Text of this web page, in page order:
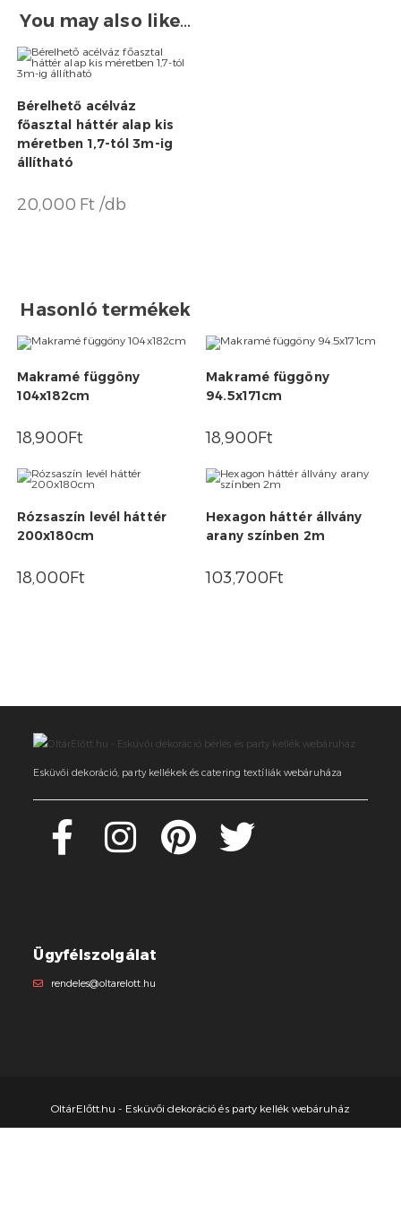
You may also like…
Bérelhető acélváz
főasztal háttér alap kis
méretben 1,7-tól 3m-ig
állítható
20,000 Ft /db
Hasonló termékek
Makramé függöny
104x182cm
18,900Ft
Makramé függöny
94.5x171cm
18,900Ft
Rózsaszín levél háttér
200x180cm
18,000Ft
Hexagon háttér állvány
arany színben 2m
103,700Ft
Esküvői dekoráció, party kellékek és catering textíliák webáruháza
Ügyfélszolgálat
rendeles@oltarelott.hu
OltárElőtt.hu - Esküvői dekoráció és party kellék webáruház